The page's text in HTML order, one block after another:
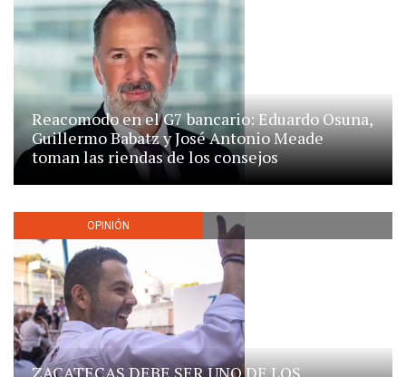
Reacomodo en el G7 bancario: Eduardo Osuna,
Guillermo Babatz y José Antonio Meade
toman las riendas de los consejos
OPINIÓN